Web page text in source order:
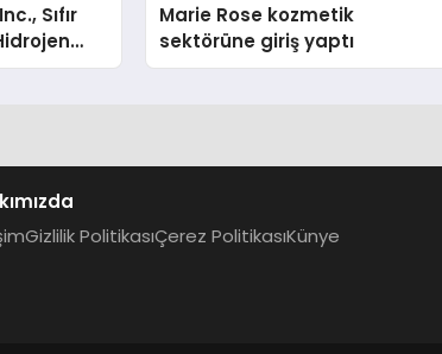
Sıfır
ISO ve
Marie Rose kozmetik
sektörüne giriş yaptı
Gizlilik PolitikasıÇerez PolitikasıKünye